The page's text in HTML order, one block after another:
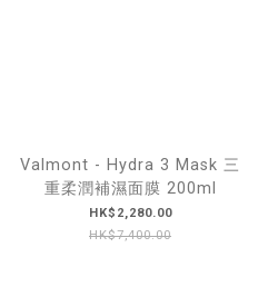
Valmont - Hydra 3 Mask 三
重柔潤補濕面膜 200ml
HK$2,280.00
HK$7,400.00